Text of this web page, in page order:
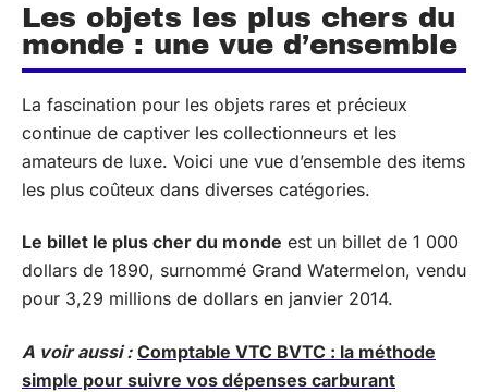
Les objets les plus chers du
monde : une vue d’ensemble
La fascination pour les objets rares et précieux
continue de captiver les collectionneurs et les
amateurs de luxe. Voici une vue d’ensemble des items
les plus coûteux dans diverses catégories.
Le billet le plus cher du monde est un billet de 1 000
dollars de 1890, surnommé Grand Watermelon, vendu
pour 3,29 millions de dollars en janvier 2014.
A voir aussi : Comptable VTC BVTC : la méthode
simple pour suivre vos dépenses carburant